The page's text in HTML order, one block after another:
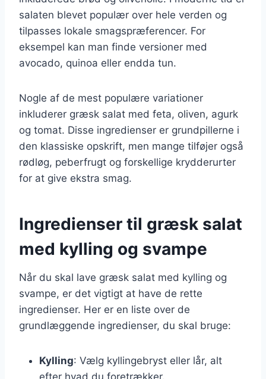
salaten blevet populær over hele verden og
tilpasses lokale smagspræferencer. For
eksempel kan man finde versioner med
avocado, quinoa eller endda tun.
Nogle af de mest populære variationer
inkluderer græsk salat med feta, oliven, agurk
og tomat. Disse ingredienser er grundpillerne i
den klassiske opskrift, men mange tilføjer også
rødløg, peberfrugt og forskellige krydderurter
for at give ekstra smag.
Ingredienser til græsk salat
med kylling og svampe
Når du skal lave græsk salat med kylling og
svampe, er det vigtigt at have de rette
ingredienser. Her er en liste over de
grundlæggende ingredienser, du skal bruge:
Kylling: Vælg kyllingebryst eller lår, alt
efter hvad du foretrækker.